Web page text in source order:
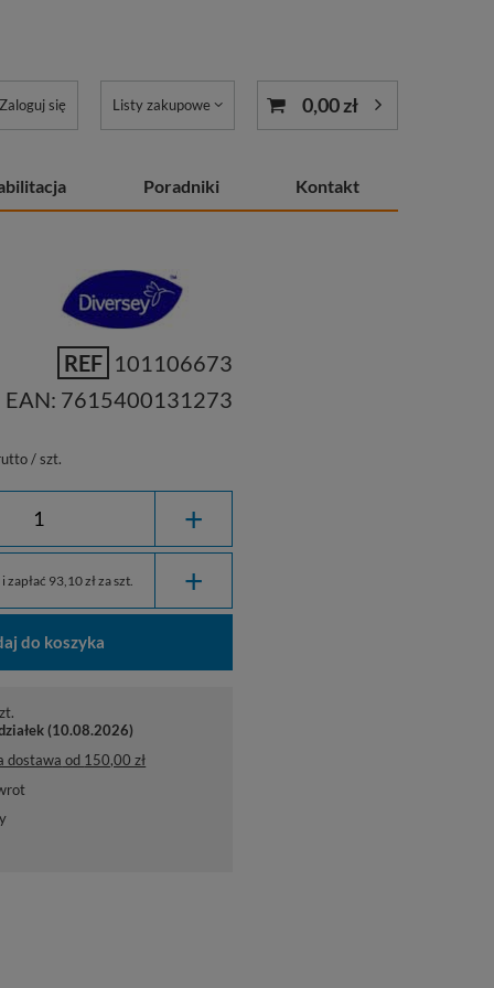
Zaloguj się Listy zakupowe 0,00 zł
Poradniki Kontakt
REF 101106673
EAN: 7615400131273
/szt.
+
93,10 zł za szt. +
do koszyka
(10.08.2026)
dostawa od 150,00 zł